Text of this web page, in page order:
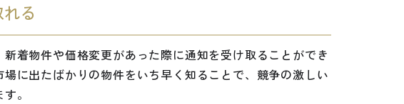
る
着物件や価格変更があった際に通知を受け取ることができ
に出たばかりの物件をいち早く知ることで、競争の激しい
。